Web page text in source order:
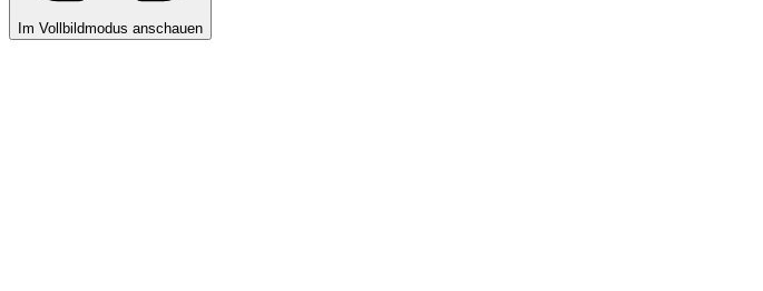
Im Vollbildmodus anschauen